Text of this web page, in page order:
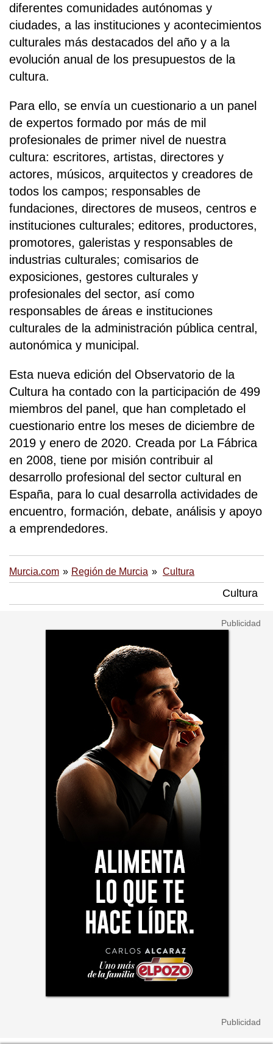
diferentes comunidades autónomas y
ciudades, a las instituciones y acontecimientos
culturales más destacados del año y a la
evolución anual de los presupuestos de la
cultura.
Para ello, se envía un cuestionario a un panel
de expertos formado por más de mil
profesionales de primer nivel de nuestra
cultura: escritores, artistas, directores y
actores, músicos, arquitectos y creadores de
todos los campos; responsables de
fundaciones, directores de museos, centros e
instituciones culturales; editores, productores,
promotores, galeristas y responsables de
industrias culturales; comisarios de
exposiciones, gestores culturales y
profesionales del sector, así como
responsables de áreas e instituciones
culturales de la administración pública central,
autonómica y municipal.
Esta nueva edición del Observatorio de la
Cultura ha contado con la participación de 499
miembros del panel, que han completado el
cuestionario entre los meses de diciembre de
2019 y enero de 2020. Creada por La Fábrica
en 2008, tiene por misión contribuir al
desarrollo profesional del sector cultural en
España, para lo cual desarrolla actividades de
encuentro, formación, debate, análisis y apoyo
a emprendedores.
Murcia.com Región de Murcia Cultura
Cultura